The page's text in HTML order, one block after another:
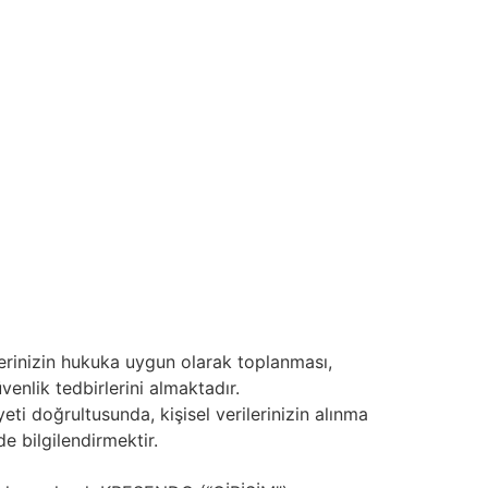
hukuka uygun olarak toplanması,
tedbirlerini almaktadır.
doğrultusunda, kişisel verilerinizin alınma
bilgilendirmektir.